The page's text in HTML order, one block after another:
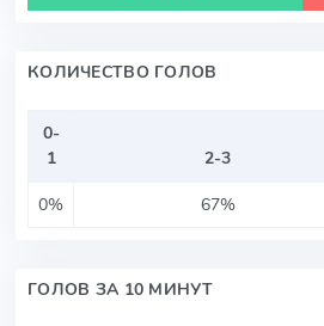
КОЛИЧЕСТВО ГОЛОВ
0-
1
2-3
0%
67%
ГОЛОВ ЗА 10 МИНУТ